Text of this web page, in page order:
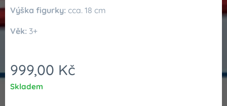
Výška figurky: cca. 18 cm
Věk: 3+
999,00 Kč
Skladem